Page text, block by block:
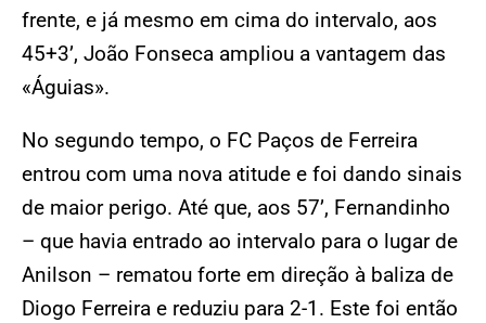
frente, e já mesmo em cima do intervalo, aos
45+3’, João Fonseca ampliou a vantagem das
«Águias».
No segundo tempo, o FC Paços de Ferreira
entrou com uma nova atitude e foi dando sinais
de maior perigo. Até que, aos 57’, Fernandinho
– que havia entrado ao intervalo para o lugar de
Anilson – rematou forte em direção à baliza de
Diogo Ferreira e reduziu para 2-1. Este foi então